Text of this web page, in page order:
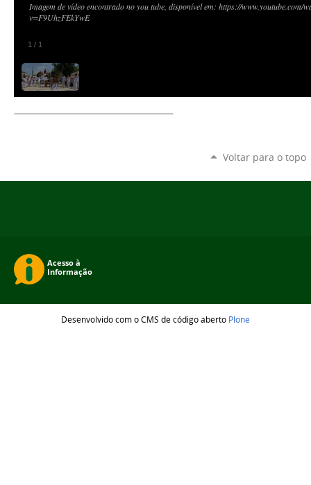
1 / 1
Imagem de vídeo encontrado no you tube, disponível em: https://www.youtube.com/
v=F9UhzFEkYwE
Voltar para o topo
Desenvolvido com o CMS de código aberto Plone